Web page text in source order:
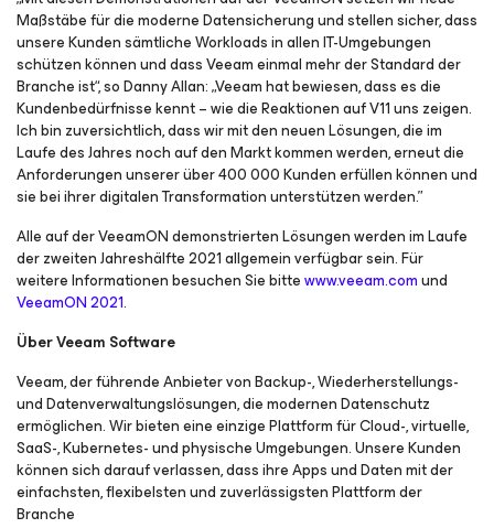
Maßstäbe für die moderne Datensicherung und stellen sicher, dass
unsere Kunden sämtliche Workloads in allen IT-Umgebungen
schützen können und dass Veeam einmal mehr der Standard der
Branche ist“, so Danny Allan: „Veeam hat bewiesen, dass es die
Kundenbedürfnisse kennt – wie die Reaktionen auf V11 uns zeigen.
Ich bin zuversichtlich, dass wir mit den neuen Lösungen, die im
Laufe des Jahres noch auf den Markt kommen werden, erneut die
Anforderungen unserer über 400 000 Kunden erfüllen können und
sie bei ihrer digitalen Transformation unterstützen werden.”
Alle auf der VeeamON demonstrierten Lösungen werden im Laufe
der zweiten Jahreshälfte 2021 allgemein verfügbar sein. Für
weitere Informationen besuchen Sie bittewww.veeam.comund
VeeamON 2021.
Über Veeam Software
Veeam, der führende Anbieter von Backup-, Wiederherstellungs-
und Datenverwaltungslösungen, die modernen Datenschutz
ermöglichen. Wir bieten eine einzige Plattform für Cloud-, virtuelle,
SaaS-, Kubernetes- und physische Umgebungen. Unsere Kunden
können sich darauf verlassen, dass ihre Apps und Daten mit der
einfachsten, flexibelsten und zuverlässigsten Plattform der
Branche